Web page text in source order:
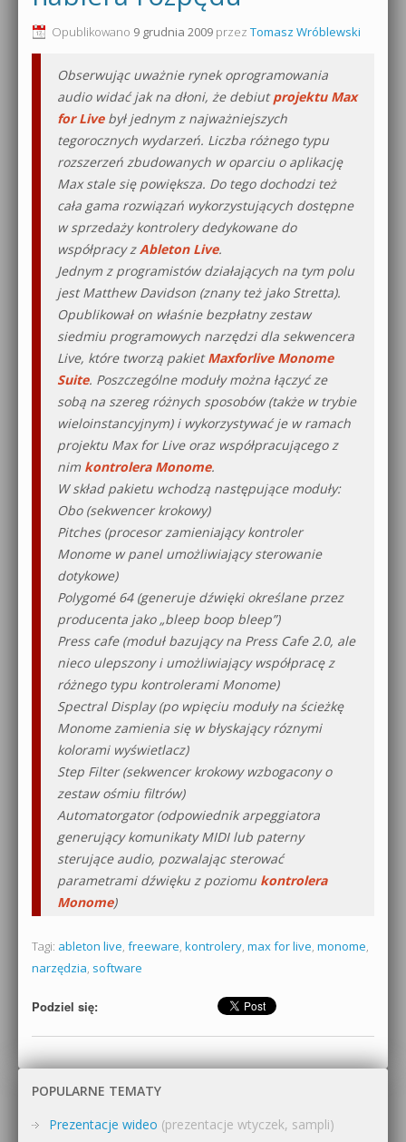
Produkcja muzyczna od podstaw
Sylenth1 od podstaw
Sound Forge od podstaw
Dubstep z syntezatorem Massive
Kontakt 5 Kompendium
Pakiety
0dB.pl - informacje
Newsletter
Materiały dla mediów
Archiwum aktualności
Polityka prywatności
Regulamin
Działanie sklepu internetowego
Wyszukiwanie
Opublikowano 9 grudnia 2009 przez Tomasz Wróblewski
Obserwując uważnie rynek oprogramowania
audio widać jak na dłoni, że debiutprojektu Max
for Livebył jednym z najważniejszych
tegorocznych wydarzeń. Liczba różnego typu
rozszerzeń zbudowanych w oparciu o aplikację
Max stale się powiększa. Do tego dochodzi też
cała gama rozwiązań wykorzystujących dostępne
w sprzedaży kontrolery dedykowane do
współpracy zAbleton Live.
Jednym z programistów działających na tym polu
jest Matthew Davidson (znany też jako Stretta).
Opublikował on właśnie bezpłatny zestaw
siedmiu programowych narzędzi dla sekwencera
Live, które tworzą pakietMaxforlive Monome
Suite. Poszczególne moduły można łączyć ze
sobą na szereg różnych sposobów (także w trybie
wieloinstancyjnym) i wykorzystywać je w ramach
projektu Max for Live oraz współpracującego z
nim kontrolera Monome.
W skład pakietu wchodzą następujące moduły:
Obo (sekwencer krokowy)
Pitches (procesor zamieniający kontroler
Monome w panel umożliwiający sterowanie
dotykowe)
Polygomé 64 (generuje dźwięki określane przez
producenta jako „bleep boop bleep”)
Press cafe (moduł bazujący na Press Cafe 2.0, ale
nieco ulepszony i umożliwiający współpracę z
różnego typu kontrolerami Monome)
Spectral Display (po wpięciu moduły na ścieżkę
Monome zamienia się w błyskający róznymi
kolorami wyświetlacz)
Step Filter (sekwencer krokowy wzbogacony o
zestaw ośmiu filtrów)
Automatorgator (odpowiednik arpeggiatora
generujący komunikaty MIDI lub paterny
sterujące audio, pozwalając sterować
parametrami dźwięku z poziomu kontrolera
Monome)
Tagi: ableton live, freeware, kontrolery, max for live, monome,
narzędzia, software
Podziel się:
POPULARNE TEMATY
Prezentacje wideo (prezentacje wtyczek, sampli)